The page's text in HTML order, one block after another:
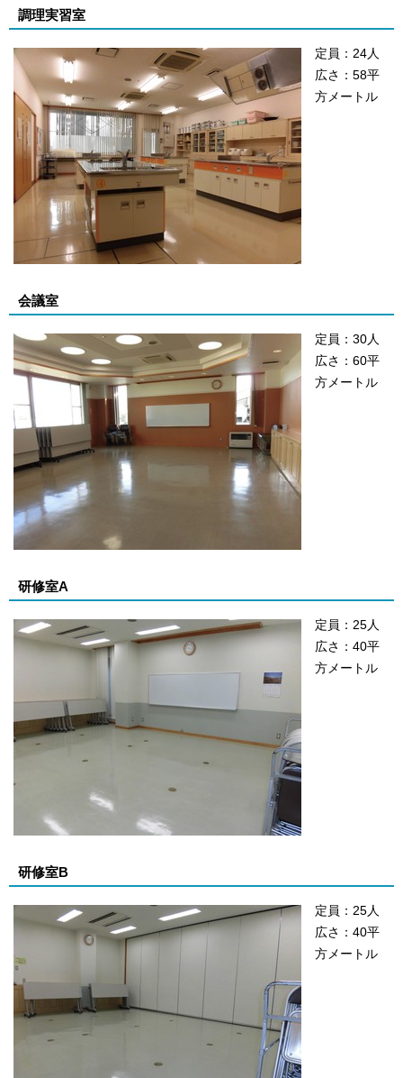
調理実習室
定員：24人
広さ：58平
方メートル
会議室
定員：30人
広さ：60平
方メートル
研修室A
定員：25人
広さ：40平
方メートル
研修室B
定員：25人
広さ：40平
方メートル